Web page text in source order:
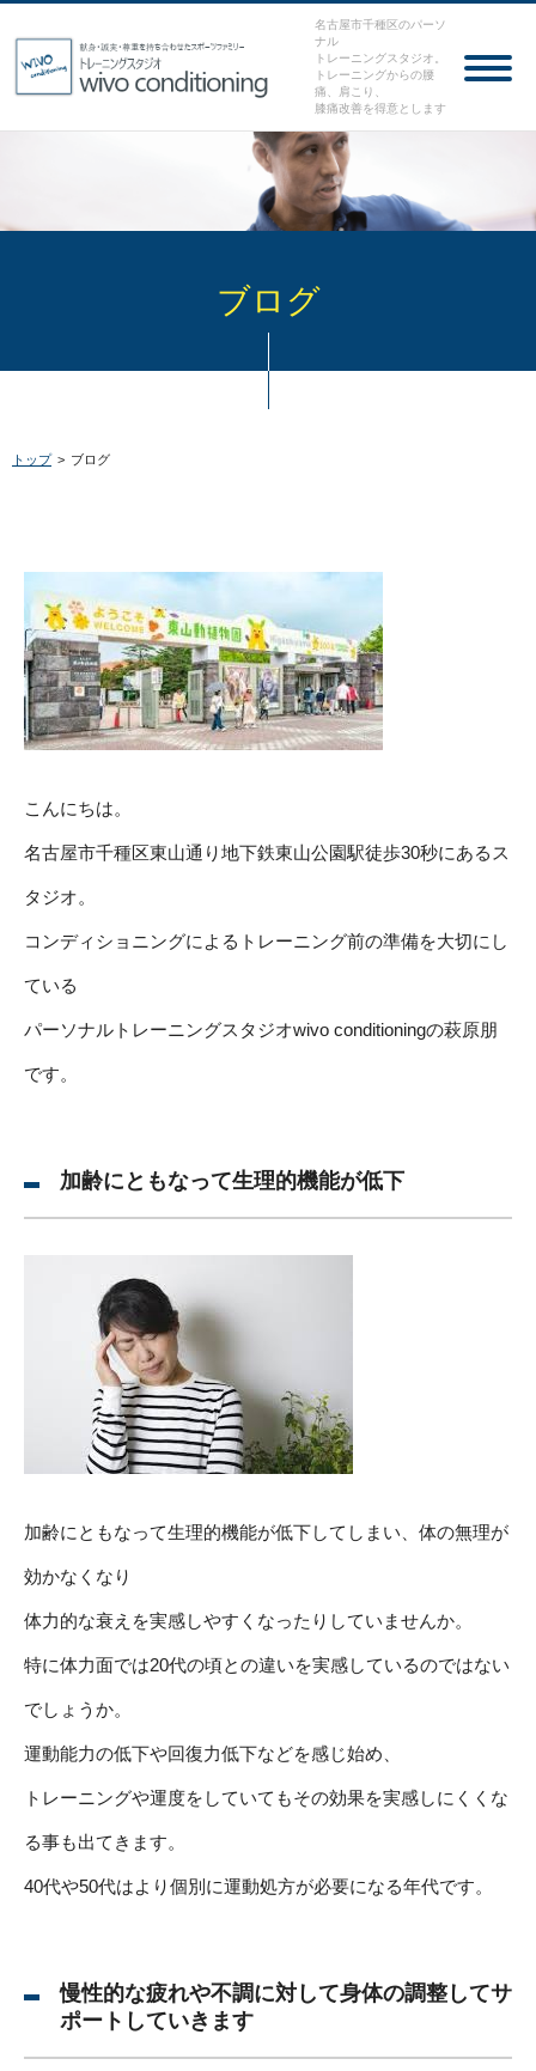
名古屋市千種区のパーソ
ナル
トレーニングスタジオ。
トレーニングからの腰
痛、肩こり、
膝痛改善を得意とします
ブログ
トップ > ブログ
こんにちは。
名古屋市千種区東山通り地下鉄東山公園駅徒歩30秒にあるス
タジオ。
コンディショニングによるトレーニング前の準備を大切にし
ている
パーソナルトレーニングスタジオwivo conditioningの萩原朋
です。
加齢にともなって生理的機能が低下
加齢にともなって生理的機能が低下してしまい、体の無理が
効かなくなり
体力的な衰えを実感しやすくなったりしていませんか。
特に体力面では20代の頃との違いを実感しているのではない
でしょうか。
運動能力の低下や回復力低下などを感じ始め、
トレーニングや運度をしていてもその効果を実感しにくくな
る事も出てきます。
40代や50代はより個別に運動処方が必要になる年代です。
慢性的な疲れや不調に対して身体の調整してサ
ポートしていきます